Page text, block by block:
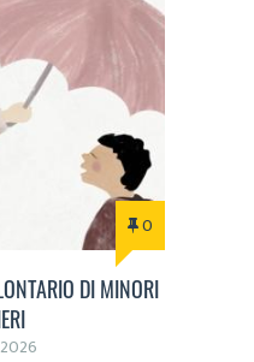
0
DI MINORI